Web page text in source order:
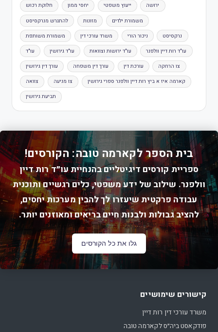
חלוקת רכוש יחסי ממון ייעוץ משפטי ירושה
להתגרש מנרקסיסט מזונות משמורת ילדים
משמורת משותפת משרד עורכי דין ניכור הורי נרקסיסט
עו"ד עו"ד גירושין עו"ד ירושות וצוואות עו"ד רות דיין וולפנר
עורך דין גירושין עורך דין משפחה עורכת דין צו הרחקה
צוואה צו מניעה קארמה איז א ביץ רות דיין וולפנר ספרי גירושין
תביעת גירושין
בית הספר לקארמה טובה: הקורסים!
ספריית קורסים דיגיטליים בהנחיית עו״ד רות דיין
וולפנר. שילוב של ידע משפטי, כלים רגשיים ותוכנית
עבודה פרקטית שיעזרו לך להבין מערכות יחסים,
להציב גבולות ולבנות חיים בריאים ומאוזנים יותר.
גלו את כל הקורסים
קישורים שימושיים
משרד עורכי דין רות דיין
פודקאסט ביה״ס לקארמה טובה